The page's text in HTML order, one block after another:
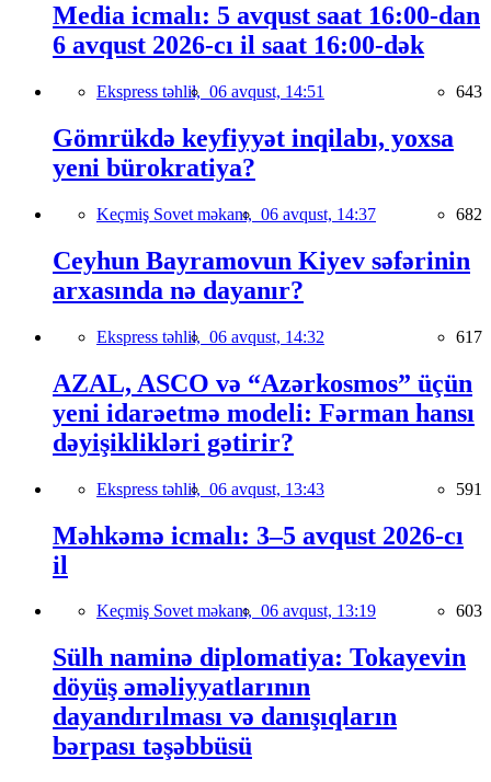
Media icmalı: 5 avqust saat 16:00-dan
6 avqust 2026-cı il saat 16:00-dək
Ekspress təhlil, 06 avqust, 14:51 643
Gömrükdə keyfiyyət inqilabı, yoxsa
yeni bürokratiya?
Keçmiş Sovet məkanı, 06 avqust, 14:37 682
Ceyhun Bayramovun Kiyev səfərinin
arxasında nə dayanır?
Ekspress təhlil, 06 avqust, 14:32 617
AZAL, ASCO və “Azərkosmos” üçün
yeni idarəetmə modeli: Fərman hansı
dəyişiklikləri gətirir?
Ekspress təhlil, 06 avqust, 13:43 591
Məhkəmə icmalı: 3–5 avqust 2026-cı
il
Keçmiş Sovet məkanı, 06 avqust, 13:19 603
Sülh naminə diplomatiya: Tokayevin
döyüş əməliyyatlarının
dayandırılması və danışıqların
bərpası təşəbbüsü